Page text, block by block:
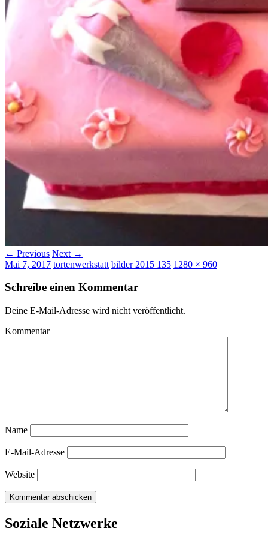
← Previous Next →
Mai 7, 2017 tortenwerkstatt bilder 2015 135 1280 × 960
Schreibe einen Kommentar
Deine E-Mail-Adresse wird nicht veröffentlicht.
Kommentar
Name
E-Mail-Adresse
Website
Soziale Netzwerke